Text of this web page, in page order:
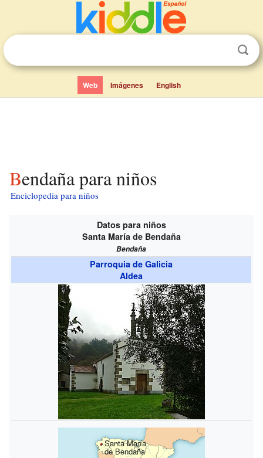
Web Imágenes English
Bendaña para niños
Enciclopedia para niños
Datos para niños
Santa María de Bendaña
Bendaña
Parroquia de Galicia
Aldea
Santa María
de Bendaña